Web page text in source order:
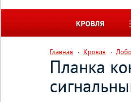
КРОВЛЯ
Главная Кровля
Планка